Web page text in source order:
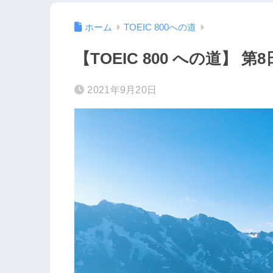
ホーム TOEIC 800への道
【TOEIC 800 への道】 第8
2021年9月20日